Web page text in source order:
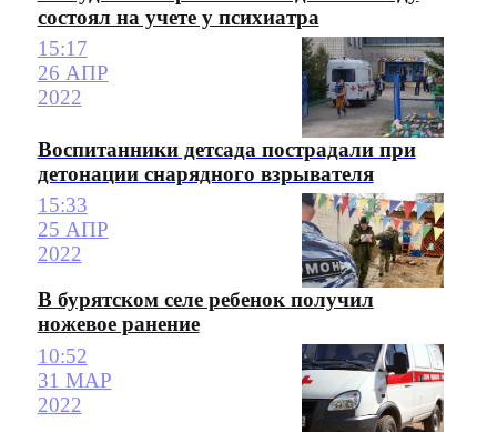
состоял на учете у психиатра
15:17
26 АПР
2022
Воспитанники детсада пострадали при
детонации снарядного взрывателя
15:33
25 АПР
2022
В бурятском селе ребенок получил
ножевое paнeниe
10:52
31 МАР
2022